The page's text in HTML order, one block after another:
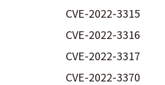
CVE-2022-3315
CVE-2022-3316
CVE-2022-3317
CVE-2022-3370